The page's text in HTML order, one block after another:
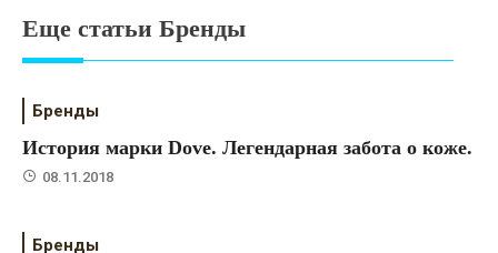
Еще статьи Бренды
Бренды
История марки Dove. Легендарная забота о коже.
08.11.2018
Бренды